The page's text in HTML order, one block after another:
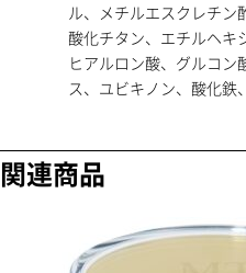
ル、メチルエスクレチン
酸化チタン、エチルヘキ
ヒアルロン酸、グルコ
ス、ユビキノン、酸化
関連商品